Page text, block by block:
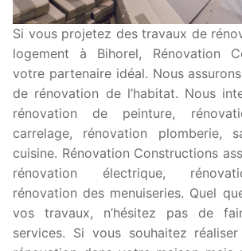
Si vous projetez des travaux de
logement à Bihorel, Rénovation
votre partenaire idéal. Nous
de rénovation de l’habitat. Nous
rénovation de peinture,
carrelage, rénovation plomberie,
cuisine. Rénovation Constructions
rénovation électrique,
rénovation des menuiseries. Quel
vos travaux, n’hésitez pas de
services. Si vous souhaitez